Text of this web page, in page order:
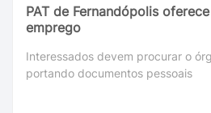
PAT de Fernandópolis
emprego
Interessados devem procurar o
portando documentos pessoais